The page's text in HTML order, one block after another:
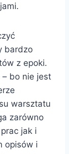
bardzo
z epoki.
bo nie jest
warsztatu
zarówno
jak i
opisów i